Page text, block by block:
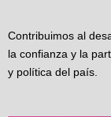
Contribuimos al
la confianza y la
y política del país.